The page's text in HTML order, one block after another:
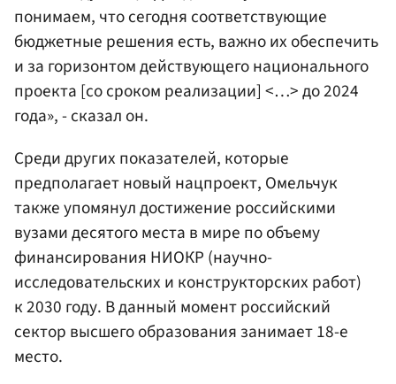
понимаем, что сегодня соответствующие
бюджетные решения есть, важно их обеспечить
и за горизонтом действующего национального
проекта [со сроком реализации] <…> до 2024
года», - сказал он.
Среди других показателей, которые
предполагает новый нацпроект, Омельчук
также упомянул достижение российскими
вузами десятого места в мире по объему
финансирования НИОКР (научно-
исследовательских и конструкторских работ)
к 2030 году. В данный момент российский
сектор высшего образования занимает 18-е
место.